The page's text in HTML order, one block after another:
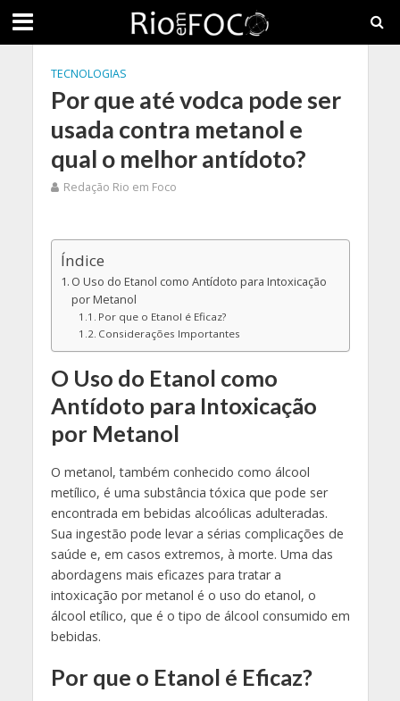
TECNOLOGIAS
Por que até vodca pode ser
usada contra metanol e
qual o melhor antídoto?
Redação Rio em Foco
Índice
O Uso do Etanol como Antídoto para Intoxicação
por Metanol
Por que o Etanol é Eficaz?
Considerações Importantes
O Uso do Etanol como
Antídoto para Intoxicação
por Metanol
O metanol, também conhecido como álcool
metílico, é uma substância tóxica que pode ser
encontrada em bebidas alcoólicas adulteradas.
Sua ingestão pode levar a sérias complicações de
saúde e, em casos extremos, à morte. Uma das
abordagens mais eficazes para tratar a
intoxicação por metanol é o uso do etanol, o
álcool etílico, que é o tipo de álcool consumido em
bebidas.
Por que o Etanol é Eficaz?